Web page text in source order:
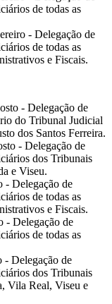
de todas as
- Delegação de
de todas as
e Fiscais.
- Delegação de
do Tribunal Judicial
dos Santos Ferreira.
- Delegação de
dos Tribunais
e Viseu.
- Delegação de
de todas as
e Fiscais.
- Delegação de
de todas as
- Delegação de
dos Tribunais
Vila Real, Viseu e